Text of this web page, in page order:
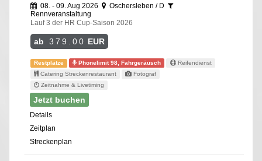
08. - 09. Aug 2026
Oschersleben / D
Rennveranstaltung
Lauf 3 der HR Cup-Saison 2026
ab 379.00 EUR
Restplätze Phonelimit 98, Fahrgeräusch
Reifendienst
Catering Streckenrestaurant
Fotograf
Zeitnahme & Livetiming
Jetzt buchen
Details
Zeitplan
Streckenplan